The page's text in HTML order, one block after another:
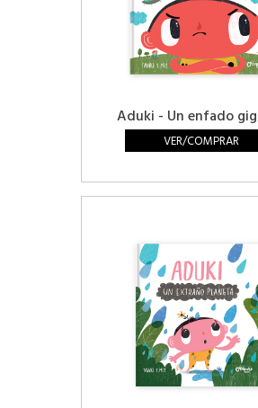
Aduki - Un enfado
VER/COMPRAR